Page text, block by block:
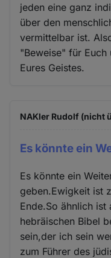
jeden eine ganz
über den
vermittelbar ist.
"Beweise" für Euch
Eures Geistes.
NAKler Rudolf (nicht
Es könnte ein
Es könnte ein
geben.Ewigkeit ist
Ende.So ähnlich
hebräischen Bibel
sein,der ich sein
zum Führer des